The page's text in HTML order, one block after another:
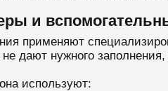
и
применяют
не дают нужного
используют: